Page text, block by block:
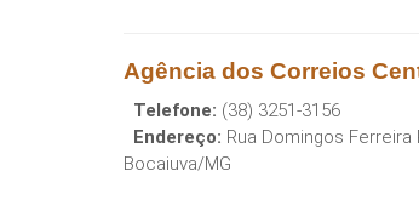
Agência dos Correios
Telefone: (38) 3251-3156
Endereço: Rua Domingos
Bocaiuva/MG